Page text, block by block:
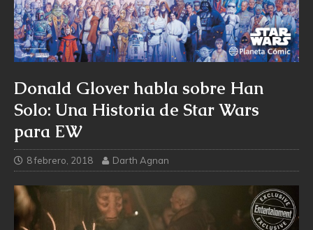
Donald Glover habla sobre Han
Solo: Una Historia de Star Wars
para EW
8 febrero, 2018 Darth Agnan